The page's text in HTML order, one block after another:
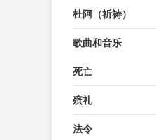
杜阿（祈祷）
歌曲和音乐
死亡
殡礼
法令